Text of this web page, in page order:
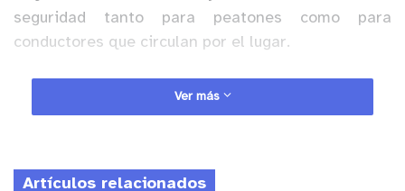
seguridad tanto para peatones como para
conductores que circulan por el lugar.
Anuncio Patrocinado
Otro de los puntos abordados fue la evaluación de
población Nuevo Amanecer, una demanda
Ver más
Artículos relacionados